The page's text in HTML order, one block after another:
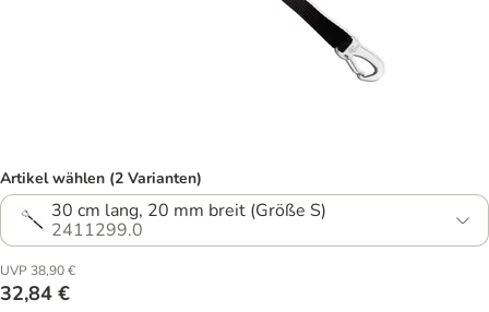
Artikel wählen (2 Varianten)
30 cm lang, 20 mm breit (Größe S)
2411299.0
UVP 38,90 €
32,84 €